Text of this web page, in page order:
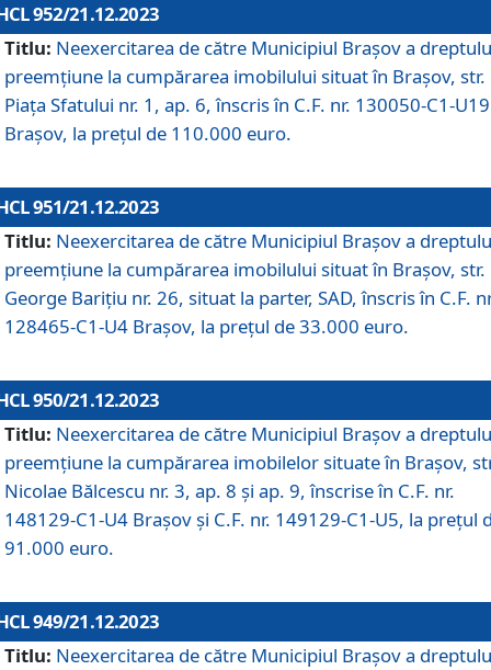
952/21.12.2023
Titlu: Neexercitarea de către Municipiul Brașov a
preemțiune la cumpărarea imobilului situat în Brașov, str.
Piața Sfatului nr. 1, ap. 6, înscris în C.F. nr. 130050-C1-U19
Brașov, la prețul de 110.000 euro.
951/21.12.2023
Titlu: Neexercitarea de către Municipiul Brașov a
preemțiune la cumpărarea imobilului situat în Brașov, str.
George Barițiu nr. 26, situat la parter, SAD, înscris în C.F.
128465-C1-U4 Brașov, la prețul de 33.000 euro.
950/21.12.2023
Titlu: Neexercitarea de către Municipiul Brașov a
preemțiune la cumpărarea imobilelor situate în Brașov,
Nicolae Bălcescu nr. 3, ap. 8 și ap. 9, înscrise în C.F. nr.
148129-C1-U4 Brașov și C.F. nr. 149129-C1-U5, la prețul
91.000 euro.
949/21.12.2023
Titlu: Neexercitarea de către Municipiul Brașov a